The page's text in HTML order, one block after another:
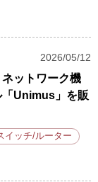
2026/05/12
ットワーク機
Unimus」を販
イッチ/ルーター